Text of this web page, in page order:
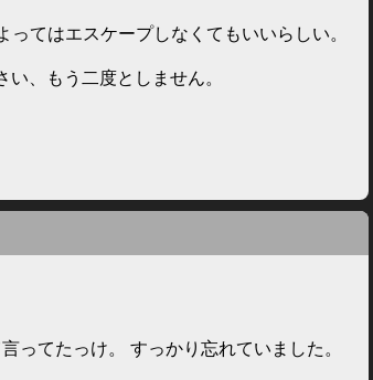
ってはエスケープしなくてもいいらしい。
、もう二度としません。
ってたっけ。 すっかり忘れていました。